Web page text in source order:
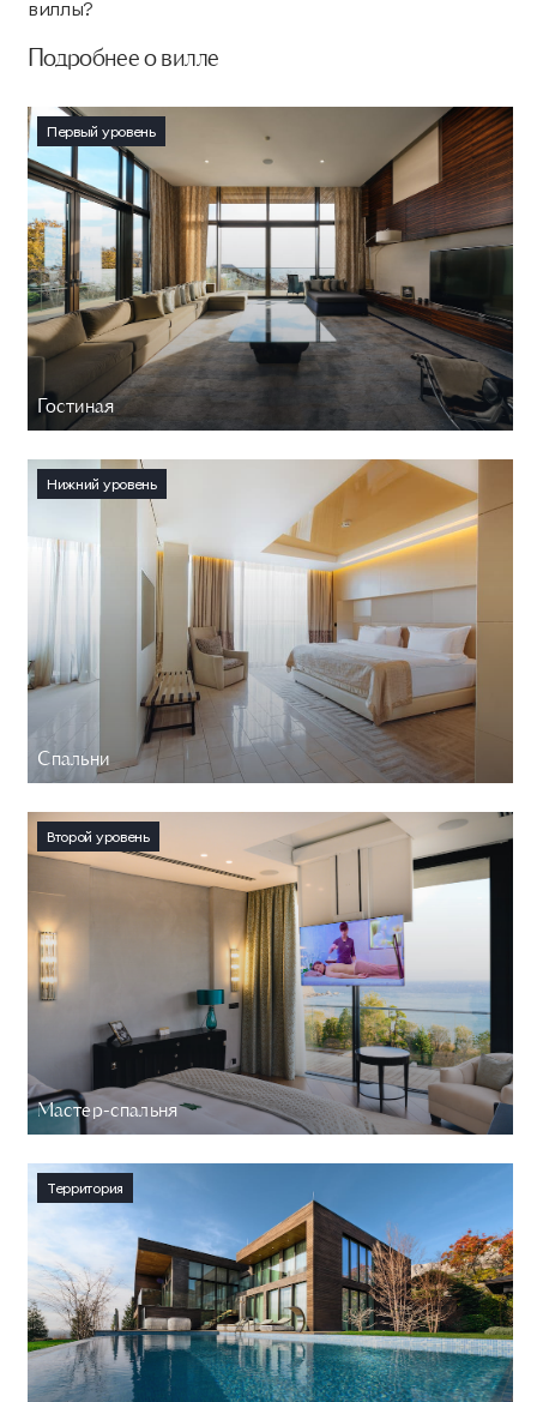
виллы?
Подробнее о вилле
Первый уровень
Гостиная
Нижний уровень
Спальни
Второй уровень
Мастер-спальня
Территория